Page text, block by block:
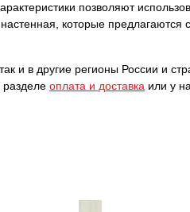
позволяют
которые предлагаются
и в другие регионы России и
оплата и доставка или у